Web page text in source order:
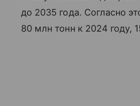
до 2035 года. Согласно
80 млн тонн к 2024 году,